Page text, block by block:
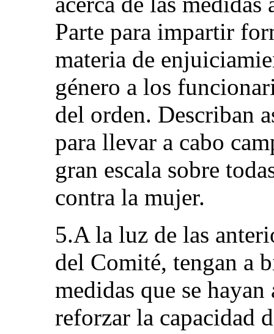
Parte para impartir
materia de
género a los
del orden. Describan
para llevar a cabo
gran escala sobre
contra la mujer.
5.A la luz de las
del Comité, tengan a
medidas que se
reforzar la capacidad